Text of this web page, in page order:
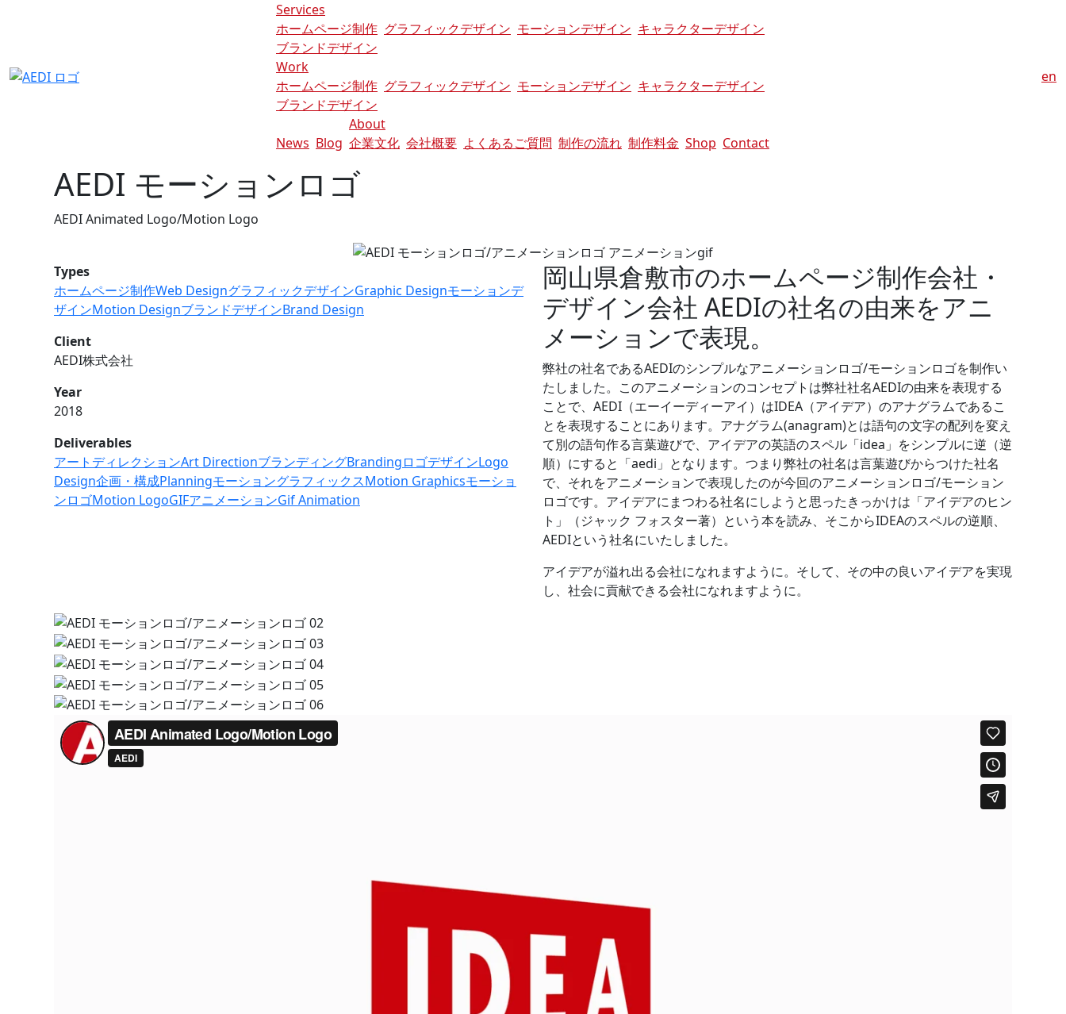
Services
ホームページ制作 グラフィックデザイン モーションデザイン キャラクターデザイン
ブランドデザイン
Work
ホームページ制作 グラフィックデザイン モーションデザイン キャラクターデザイン
ブランドデザイン
News Blog
About
企業文化 会社概要 よくあるご質問 制作の流れ 制作料金 Shop Contact
en
AEDI モーションロゴ
AEDI Animated Logo/Motion Logo
Types
ホームページ制作Web DesignグラフィックデザインGraphic Designモーションデ
ザインMotion DesignブランドデザインBrand Design
Client
AEDI株式会社
Year
2018
Deliverables
アートディレクションArt DirectionブランディングBrandingロゴデザインLogo
Design企画・構成PlanningモーショングラフィックスMotion Graphicsモーショ
ンロゴMotion LogoGIFアニメーションGif Animation
岡山県倉敷市のホームページ制作会社・
デザイン会社 AEDIの社名の由来をアニ
メーションで表現。
弊社の社名であるAEDIのシンプルなアニメーションロゴ/モーションロゴを制作い
たしました。このアニメーションのコンセプトは弊社社名AEDIの由来を表現する
ことで、AEDI（エーイーディーアイ）はIDEA（アイデア）のアナグラムであるこ
とを表現することにあります。アナグラム(anagram)とは語句の文字の配列を変え
て別の語句作る言葉遊びで、アイデアの英語のスペル「idea」をシンプルに逆（逆
順）にすると「aedi」となります。つまり弊社の社名は言葉遊びからつけた社名
で、それをアニメーションで表現したのが今回のアニメーションロゴ/モーション
ロゴです。アイデアにまつわる社名にしようと思ったきっかけは「アイデアのヒン
ト」（ジャック フォスター著）という本を読み、そこからIDEAのスペルの逆順、
AEDIという社名にいたしました。
アイデアが溢れ出る会社になれますように。そして、その中の良いアイデアを実現
し、社会に貢献できる会社になれますように。